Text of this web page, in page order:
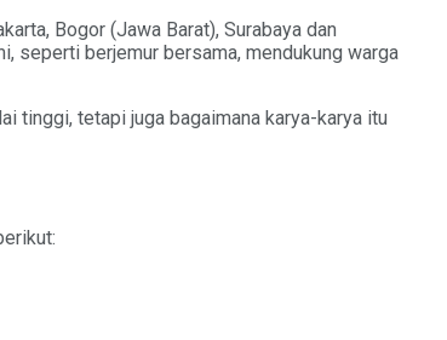
Bogor (Jawa Barat), Surabaya dan
seperti berjemur bersama, mendukung warga
tinggi, tetapi juga bagaimana karya-karya itu